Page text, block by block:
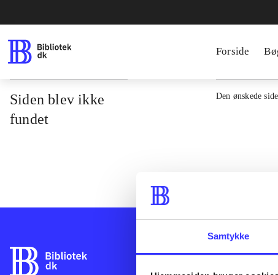
Samtykke
Forside
Siden blev ikke
fundet
Den ønskede
Bibliotek.dk er